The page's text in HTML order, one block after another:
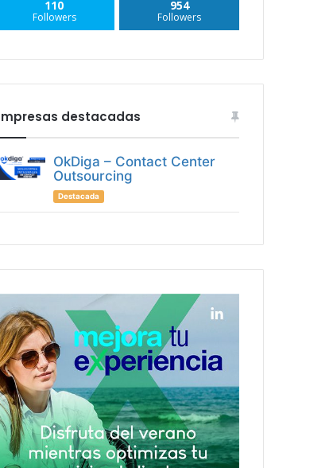
110
Followers
954
Followers
destacadas
OkDiga – Contact Center
Outsourcing
Destacada